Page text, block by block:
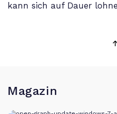
kann sich auf Dauer
Magazin